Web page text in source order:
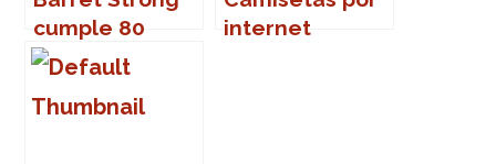
cumple 80
años
internet